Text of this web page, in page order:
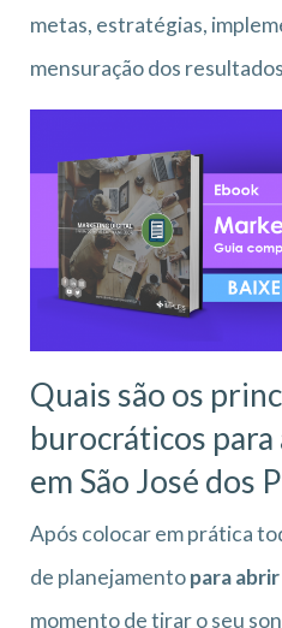
metas, estratégias,
mensuração dos
Quais são os
burocráticos
em São José dos
Após colocar em prática
de planejamentopara
momento de tirar o seu